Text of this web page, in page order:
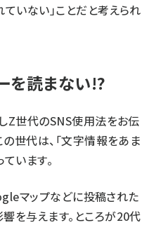
いない」ことだと考えられ
を読まない!?
Z世代のSNS使用法をお伝
の世代は、「文字情報をあま
います。
マップなどに投稿された
を与えます。ところが20代